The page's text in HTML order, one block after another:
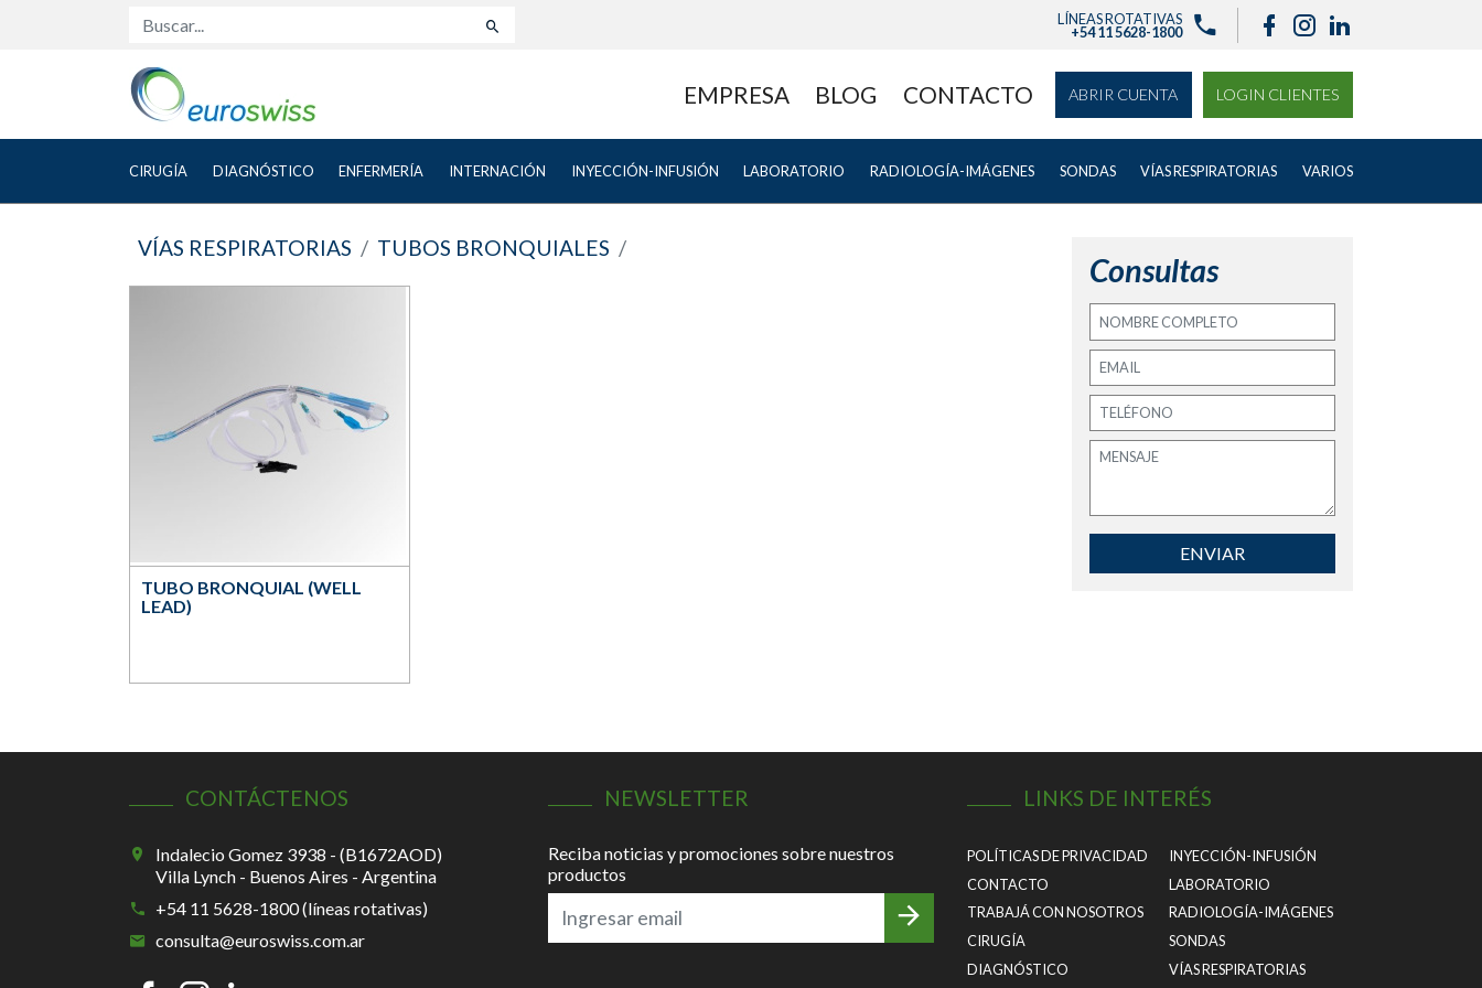
Buscar... LÍNEAS ROTATIVAS
+54 11 5628-1800
EMPRESA BLOG CONTACTO ABRIR CUENTA LOGIN CLIENTES
CIRUGÍA DIAGNÓSTICO ENFERMERÍA INTERNACIÓN INYECCIÓN-INFUSIÓN LABORATORIO RADIOLOGÍA-IMÁGENES SONDAS VÍAS RESPIRATORIAS VARIOS
VÍAS RESPIRATORIAS TUBOS BRONQUIALES
TUBO BRONQUIAL (WELL
LEAD)
Consultas
ENVIAR
CONTÁCTENOS
Indalecio Gomez 3938 - (B1672AOD)
Villa Lynch - Buenos Aires - Argentina
+54 11 5628-1800 (líneas rotativas)
consulta@euroswiss.com.ar
NEWSLETTER
Reciba noticias y promociones sobre nuestros
productos
LINKS DE INTERÉS
POLÍTICAS DE PRIVACIDAD
CONTACTO
TRABAJÁ CON NOSOTROS
CIRUGÍA
DIAGNÓSTICO
INYECCIÓN-INFUSIÓN
LABORATORIO
RADIOLOGÍA-IMÁGENES
SONDAS
VÍAS RESPIRATORIAS